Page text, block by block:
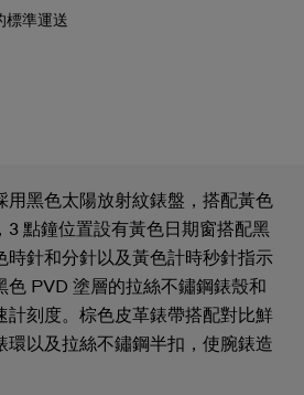
標準運送
用黑色太陽放射紋錶盤，搭配黃色
3 點鐘位置設有黃色日期窗搭配黑
時針和分針以及黃色計時秒針指示
色 PVD 塗層的拉絲不鏽鋼錶殼和
計刻度。棕色皮革錶帶搭配對比鮮
環以及拉絲不鏽鋼半扣，使腕錶造